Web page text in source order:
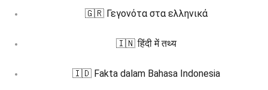
🇬🇷 Γεγονότα στα ελληνικά
🇮🇳 हिंदी में तथ्य
🇮🇩 Fakta dalam Bahasa Indonesia